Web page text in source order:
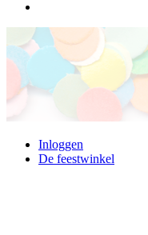
Inloggen
De feestwinkel